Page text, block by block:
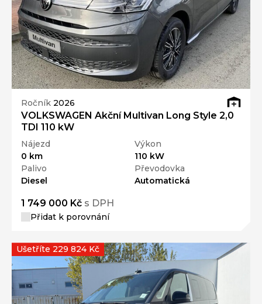
Ročník 2026
VOLKSWAGEN Akční Multivan Long Style 2,0
TDI 110 kW
Nájezd
0 km
Výkon
110 kW
Palivo
Diesel
Převodovka
Automatická
1 749 000 Kč s DPH
Přidat k porovnání
Ušetříte 229 824 Kč